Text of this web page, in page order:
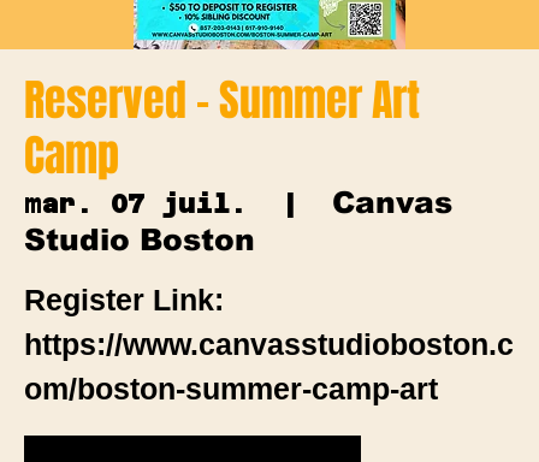
Reserved - Summer Art
Camp
mar. 07 juil.
  |
Canvas
Studio Boston
Register Link:
https://www.canvasstudioboston.c
om/boston-summer-camp-art